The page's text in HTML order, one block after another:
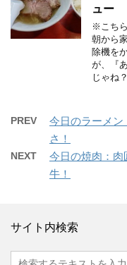
ュー
※こち
朝から
除機を
が、『
じゃね
PREV
今日のラーメン
さ！
NEXT
今日の焼肉：肉
牛！
サイト内検索